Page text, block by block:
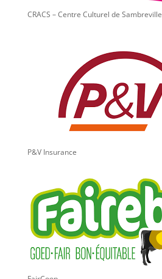
CRACS – Centre Culturel de Sambreville
P&V Insurance